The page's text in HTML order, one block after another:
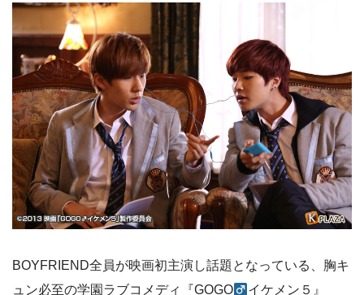
BOYFRIEND全員が映画初主演し話題となっている、胸キ
ュン必至の学園ラブコメディ『GOGO
イケメン５』